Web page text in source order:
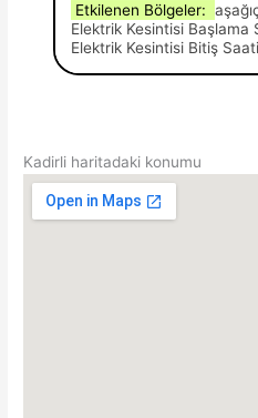
Etkilenen Bölgeler:
Elektrik Kesintisi
Elektrik Kesintisi Bitiş
Kadirli haritadaki konumu